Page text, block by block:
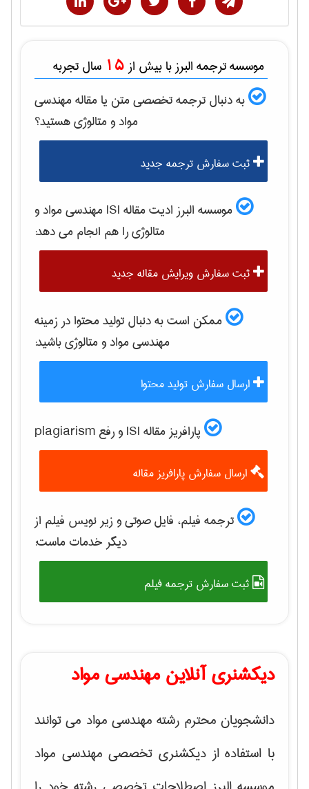
موسسه ترجمه البرز با بیش از 15 سال تجربه
به دنبال ترجمه تخصصی متن یا مقالهمهندسی
مواد و متالوژیهستید؟
ثبت سفارش ترجمه جدید
موسسه البرز ادیت مقاله ISI
مهندسی مواد و
متالوژیرا هم انجام می دهد:
ثبت سفارش ویرایش مقاله جدید
ممکن است به دنبال تولید محتوا در زمینه
مهندسی مواد و متالوژیباشید:
ارسال سفارش تولید محتوا
پارافریز مقاله ISI و رفع plagiarism
ارسال سفارش پارافریز مقاله
ترجمه فیلم، فایل صوتی و زیر نویس فیلم از
دیگر خدمات ماست:
ثبت سفارش ترجمه فیلم
دیکشنری آنلاین مهندسی مواد
دانشجویان محترم رشته مهندسی مواد می توانند
با استفاده از دیکشنری تخصصی مهندسی مواد